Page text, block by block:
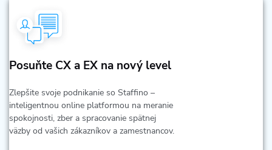
Posuňte CX a EX na nový level
Zlepšite svoje podnikanie so Staffino –
inteligentnou online platformou na meranie
spokojnosti, zber a spracovanie spätnej
väzby od vašich zákazníkov a zamestnancov.